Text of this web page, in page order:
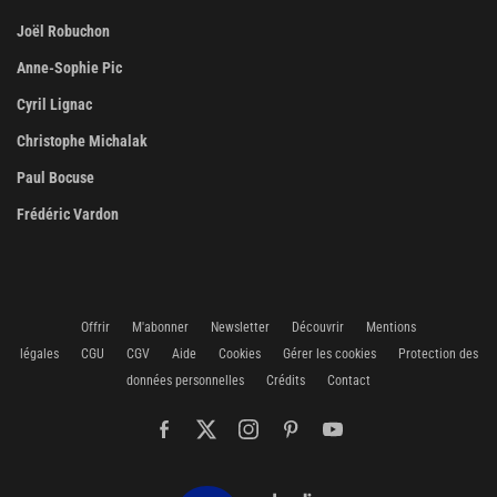
Joël Robuchon
Anne-Sophie Pic
Cyril Lignac
Christophe Michalak
Paul Bocuse
Frédéric Vardon
Offrir M'abonner Newsletter Découvrir
Mentions
légales
CGU CGV Aide Cookies Gérer les cookies
Protection des
données personnelles
Crédits Contact